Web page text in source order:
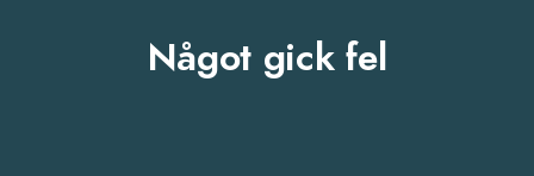
Något gick fel